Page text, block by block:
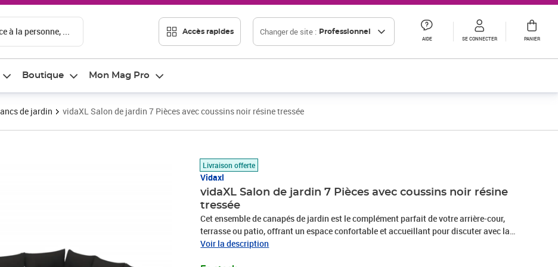
à la personne, ... Accès rapides Changer de site : Professionnel
AIDE SE CONNECTER PANIER
Boutique Mon Mag Pro
de jardin vidaXL Salon de jardin 7 Pièces avec coussins noir résine tressée
Livraison offerte
Vidaxl
vidaXL Salon de jardin 7 Pièces avec coussins noir résine
tressée
Cet ensemble de canapés de jardin est le complément parfait de votre arrière-cour,
terrasse ou patio, offrant un espace confortable et accueillant pour discuter avec la
famille et les amis ou simplement se détendre et profiter de l'extérieur. Matériau
Voir la description
Prix 381,66€